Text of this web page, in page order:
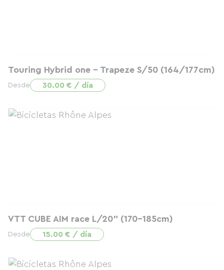
Touring Hybrid one - Trapeze S/50 (164/177cm)
Desde 30.00 € / día
VTT CUBE AIM race L/20" (170-185cm)
Desde 15.00 € / día